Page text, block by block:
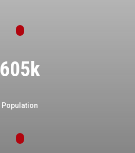
605k
Population